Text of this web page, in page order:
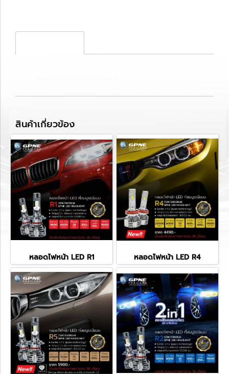
สินค้าเกี่ยวข้อง
หลอดไฟหน้า LED R1 หลอดไฟหน้า LED R4